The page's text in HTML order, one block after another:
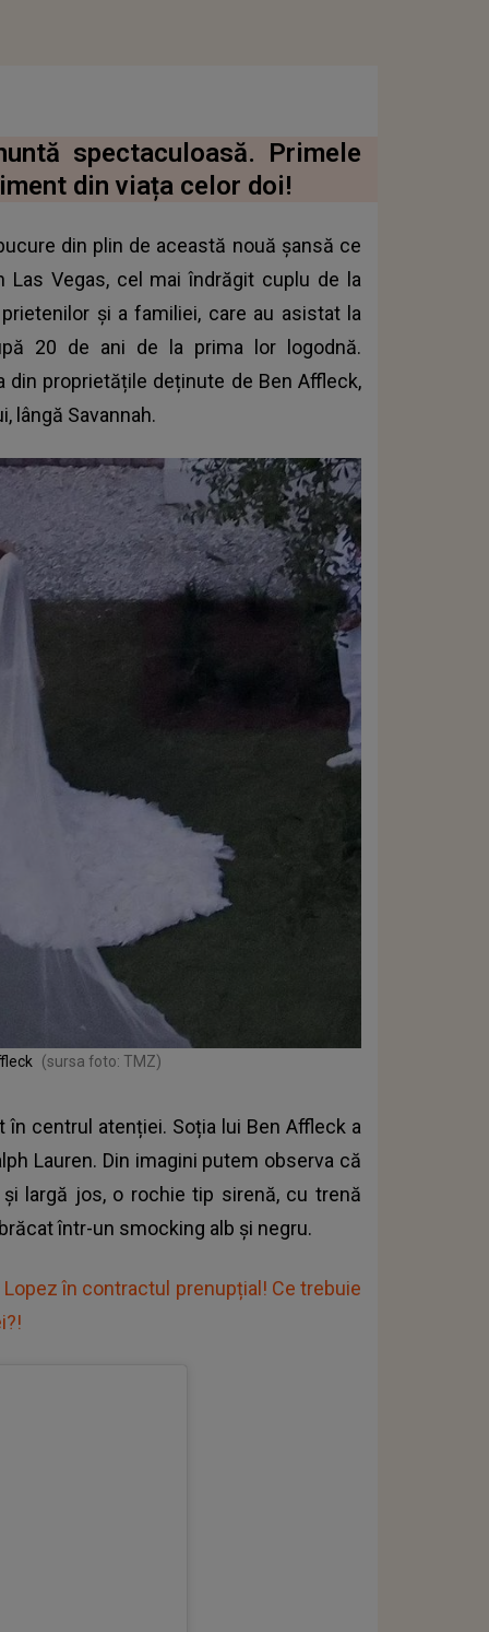
spectaculoasă. Primele
din viața celor doi!
din plin de această nouă șansă ce
Vegas, cel mai îndrăgit cuplu de la
și a familiei, care au asistat la
20 de ani de la prima lor logodnă.
din proprietățile deținute de Ben Affleck,
lângă Savannah.
(sursa foto: TMZ)
centrul atenției. Soția lui Ben Affleck a
Lauren. Din imagini putem observa că
largă jos, o rochie tip sirenă, cu trenă
într-un smocking alb și negru.
în contractul prenupțial! Ce trebuie